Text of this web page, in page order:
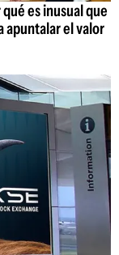
es inusual que
apuntalar el valor